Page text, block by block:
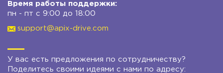
Время работы поддержки:
пн - пт с 9:00 до 18:00
support@apix-drive.com
У вас есть предложения по сотрудничеству?
Поделитесь своими идеями с нами по адресу: